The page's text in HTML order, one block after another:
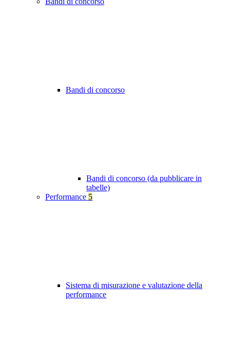
Bandi di concorso
Bandi di concorso (da pubblicare in
tabelle)
Performance 5
Sistema di misurazione e valutazione della
performance